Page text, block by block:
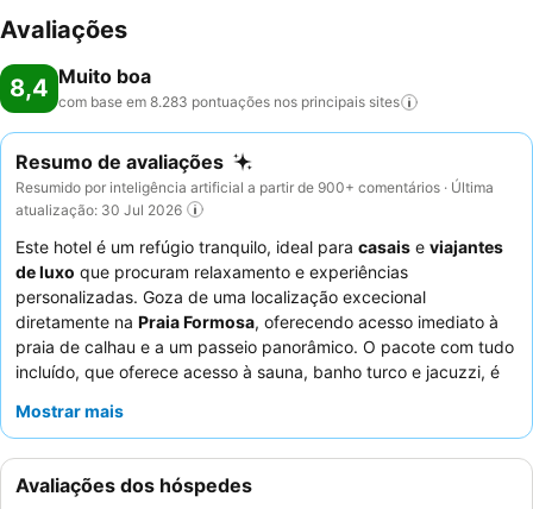
Avaliações
8,4 Muito boa
com base em 8.283 pontuações nos principais sites
Resumo de avaliações
Resumido por inteligência artificial a partir de 900+ comentários · Última
atualização: 30 Jul 2026
Este hotel é um refúgio tranquilo, ideal para casais e viajantes
de luxo que procuram relaxamento e experiências
personalizadas. Goza de uma localização excecional
diretamente na Praia Formosa, oferecendo acesso imediato à
praia de calhau e a um passeio panorâmico. O pacote com tudo
incluído, que oferece acesso à sauna, banho turco e jacuzzi, é
consistentemente o excecional
organizando frequentemente celebrações surpresa. Para a
melhor experiência, considere reservar um quarto com
Mostrar mais
Avaliações dos hóspedes